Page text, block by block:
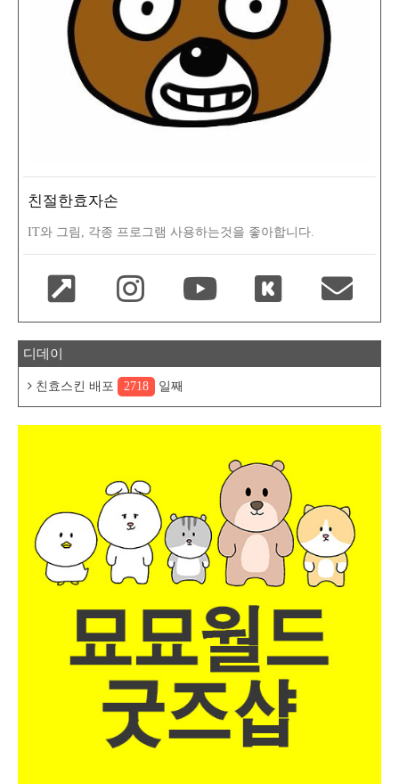
친절한효자손
IT와 그림, 각종 프로그램 사용하는것을 좋아합니다.
디데이
친효스킨 배포 2718 일째